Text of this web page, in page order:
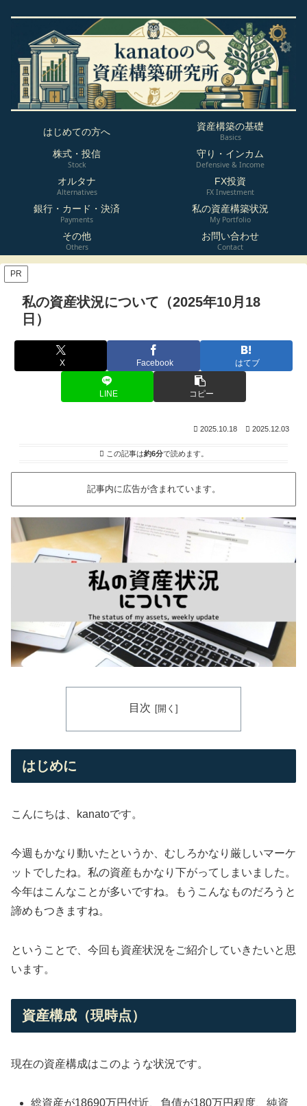
はじめての方へ 資産構築の基礎
Basics
株式・投信
Stock
守り・インカム
Defensive & Income
オルタナ
Alternatives
FX投資
FX Investment
銀行・カード・決済
Payments
私の資産構築状況
My Portfolio
その他
Others
お問い合わせ
Contact
PR
私の資産状況について（2025年10月18
日）
X Facebook はてブ
LINE コピー
2025.10.18 2025.12.03
この記事は約6分で読めます。
記事内に広告が含まれています。
目次
はじめに
こんにちは、kanatoです。
今週もかなり動いたというか、むしろかなり厳しいマーケ
ットでしたね。私の資産もかなり下がってしまいました。
今年はこんなことが多いですね。もうこんなものだろうと
諦めもつきますね。
ということで、今回も資産状況をご紹介していきたいと思
います。
資産構成（現時点）
現在の資産構成はこのような状況です。
総資産が18690万円付近、負債が180万円程度、純資